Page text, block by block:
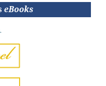
eBooks